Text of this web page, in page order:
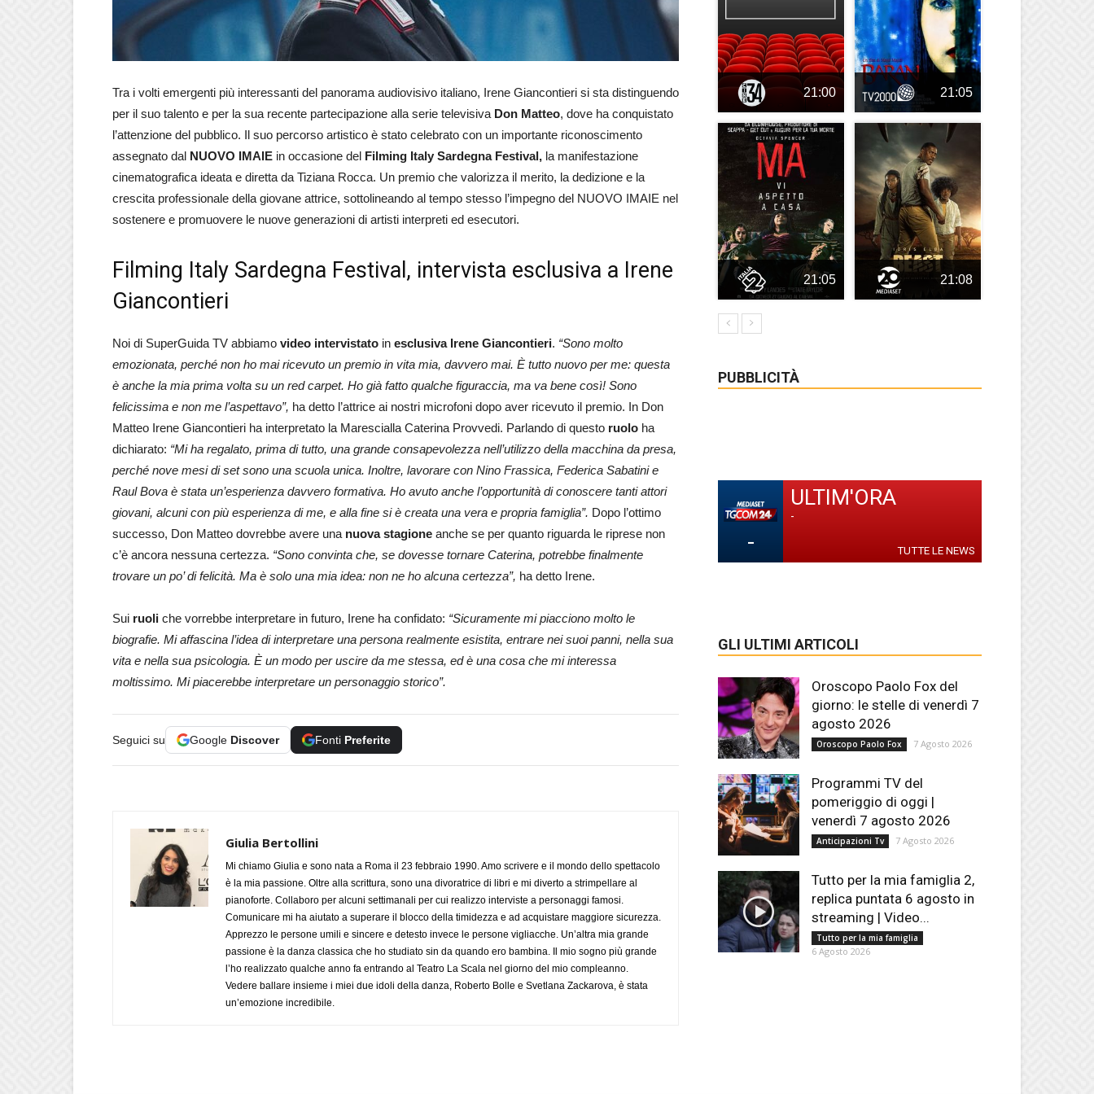
Tra i volti emergenti più interessanti del panorama audiovisivo italiano, Irene Giancontieri si sta distinguendo
per il suo talento e per la sua recente partecipazione alla serie televisiva Don Matteo, dove ha conquistato
l’attenzione del pubblico. Il suo percorso artistico è stato celebrato con un importante riconoscimento
assegnato dal NUOVO IMAIE in occasione del Filming Italy Sardegna Festival, la manifestazione
cinematografica ideata e diretta da Tiziana Rocca. Un premio che valorizza il merito, la dedizione e la
crescita professionale della giovane attrice, sottolineando al tempo stesso l’impegno del NUOVO IMAIE nel
sostenere e promuovere le nuove generazioni di artisti interpreti ed esecutori.
Filming Italy Sardegna Festival, intervista esclusiva a Irene
Giancontieri
Noi di SuperGuida TV abbiamo video intervistato in esclusiva Irene Giancontieri. “Sono molto
emozionata, perché non ho mai ricevuto un premio in vita mia, davvero mai. È tutto nuovo per me: questa
è anche la mia prima volta su un red carpet. Ho già fatto qualche figuraccia, ma va bene così! Sono
felicissima e non me l’aspettavo”, ha detto l’attrice ai nostri microfoni dopo aver ricevuto il premio. In Don
Matteo Irene Giancontieri ha interpretato la Marescialla Caterina Provvedi. Parlando di questo ruolo ha
dichiarato: “Mi ha regalato, prima di tutto, una grande consapevolezza nell’utilizzo della macchina da presa,
perché nove mesi di set sono una scuola unica. Inoltre, lavorare con Nino Frassica, Federica Sabatini e
Raul Bova è stata un’esperienza davvero formativa. Ho avuto anche l’opportunità di conoscere tanti attori
giovani, alcuni con più esperienza di me, e alla fine si è creata una vera e propria famiglia”. Dopo l’ottimo
successo, Don Matteo dovrebbe avere una nuova stagione anche se per quanto riguarda le riprese non
c’è ancora nessuna certezza. “Sono convinta che, se dovesse tornare Caterina, potrebbe finalmente
trovare un po’ di felicità. Ma è solo una mia idea: non ne ho alcuna certezza”, ha detto Irene.
Sui ruoli che vorrebbe interpretare in futuro, Irene ha confidato: “Sicuramente mi piacciono molto le
biografie. Mi affascina l’idea di interpretare una persona realmente esistita, entrare nei suoi panni, nella sua
vita e nella sua psicologia. È un modo per uscire da me stessa, ed è una cosa che mi interessa
moltissimo. Mi piacerebbe interpretare un personaggio storico”.
Seguici su Google Discover Fonti Preferite
Giulia Bertollini
Mi chiamo Giulia e sono nata a Roma il 23 febbraio 1990. Amo scrivere e il mondo dello spettacolo
è la mia passione. Oltre alla scrittura, sono una divoratrice di libri e mi diverto a strimpellare al
pianoforte. Collaboro per alcuni settimanali per cui realizzo interviste a personaggi famosi.
Comunicare mi ha aiutato a superare il blocco della timidezza e ad acquistare maggiore sicurezza.
Apprezzo le persone umili e sincere e detesto invece le persone vigliacche. Un’altra mia grande
passione è la danza classica che ho studiato sin da quando ero bambina. Il mio sogno più grande
l’ho realizzato qualche anno fa entrando al Teatro La Scala nel giorno del mio compleanno.
Vedere ballare insieme i miei due idoli della danza, Roberto Bolle e Svetlana Zackarova, è stata
un’emozione incredibile.
21:00 21:05
21:05 21:08
PUBBLICITÀ
-
ULTIM'ORA
-
TUTTE LE NEWS
GLI ULTIMI ARTICOLI
Oroscopo Paolo Fox del
giorno: le stelle di venerdì 7
agosto 2026
Oroscopo Paolo Fox 7 Agosto 2026
Programmi TV del
pomeriggio di oggi |
venerdì 7 agosto 2026
Anticipazioni Tv 7 Agosto 2026
Tutto per la mia famiglia 2,
replica puntata 6 agosto in
streaming | Video...
Tutto per la mia famiglia
6 Agosto 2026